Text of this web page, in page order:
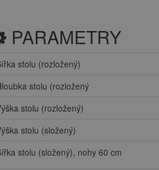
PARAMETRY
stolu (rozložený)
stolu (rozložený
stolu (rozložený)
stolu (složený)
stolu (složený), nohy 60 cm